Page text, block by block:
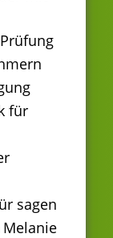
für
sagen